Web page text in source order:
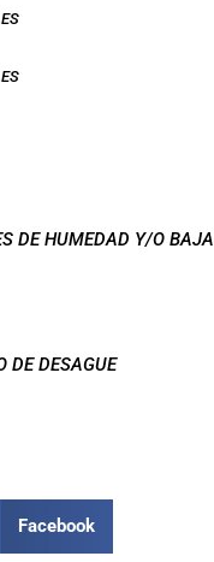
DE HUMEDAD Y/O BAJA
DE DESAGUE
Facebook